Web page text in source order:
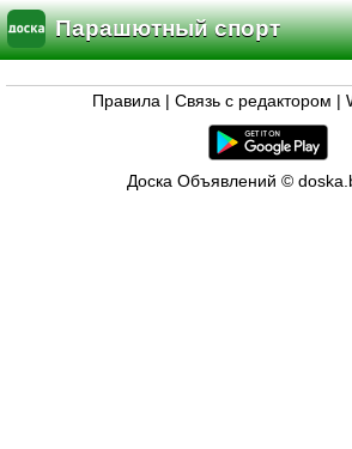
Парашютный спорт
Правила Связь с редактором
Доска Объявлений ©